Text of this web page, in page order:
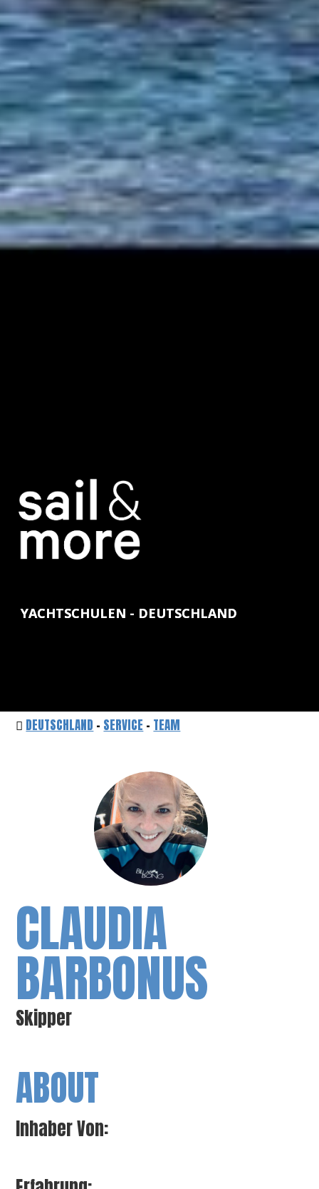
YACHTSCHULEN - DEUTSCHLAND
DEUTSCHLAND - SERVICE - TEAM
CLAUDIA
BARBONUS
Skipper
ABOUT
Inhaber Von: